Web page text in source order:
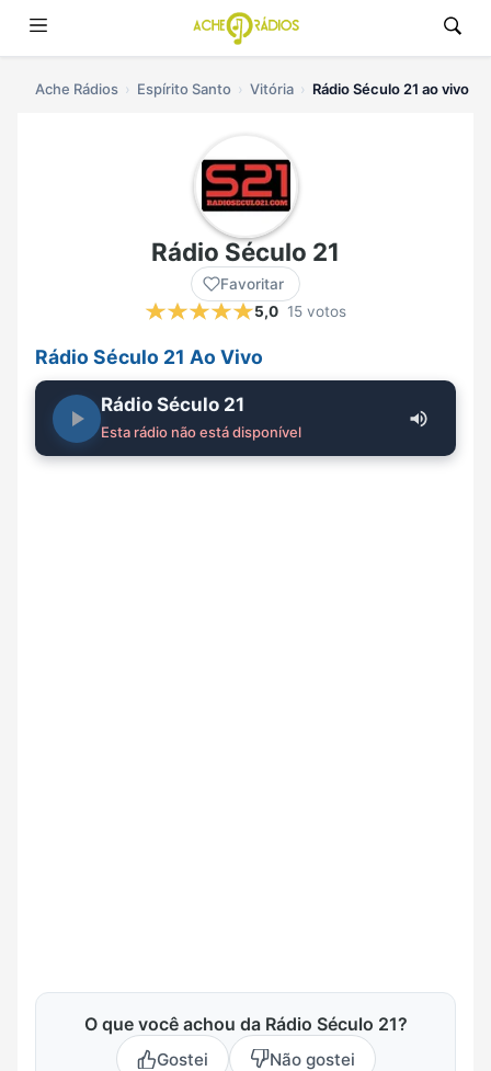
Ache Rádios Espírito Santo Vitória Rádio Século 21 ao vivo
Rádio Século 21
Favoritar
5,0 15 votos
Rádio Século 21 Ao Vivo
Rádio Século 21
Esta rádio não está disponível
O que você achou da Rádio Século 21?
Gostei Não gostei